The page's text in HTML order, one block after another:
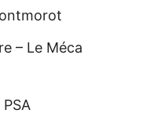
– Le Méca